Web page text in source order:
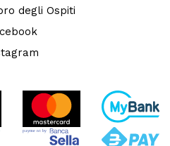
degli Ospiti